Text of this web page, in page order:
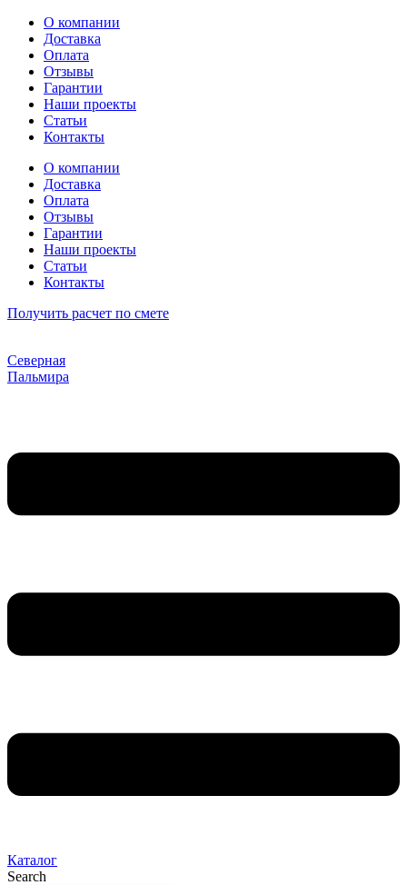
Перейти
содержимому
О компании
Доставка
Оплата
Отзывы
Гарантии
Наши проекты
Статьи
Контакты
О компании
Доставка
Оплата
Отзывы
Гарантии
Наши проекты
Статьи
Контакты
Получить расчет по смете
Северная
Пальмира
Каталог
Search